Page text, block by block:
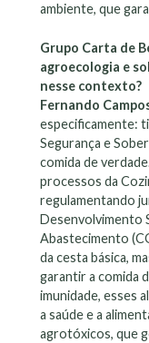
ambiente, que
Grupo Carta de
agroecologia e
nesse contexto?
Fernando
especificamente:
Segurança e
comida de
processos da
regulamentando
Desenvolvimento
Abastecimento
da cesta básica,
garantir a comida
imunidade, esses
a saúde e a
agrotóxicos, que